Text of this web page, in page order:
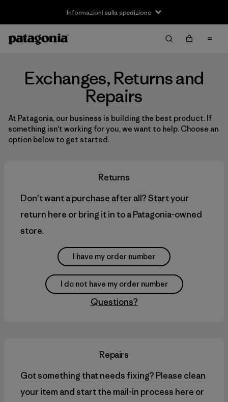
Informazioni sulla spedizione
Exchanges, Returns and
Repairs
At Patagonia, our business is building the best product. If
something isn't working for you, we want to help. Choose an
option below to get started.
Returns
Don't want a purchase after all? Start your
return here or bring it in to a Patagonia-owned
store.
I have my order number
I do not have my order number
Questions?
Repairs
Got something that needs fixing? Please clean
your item and start the mail-in process here or